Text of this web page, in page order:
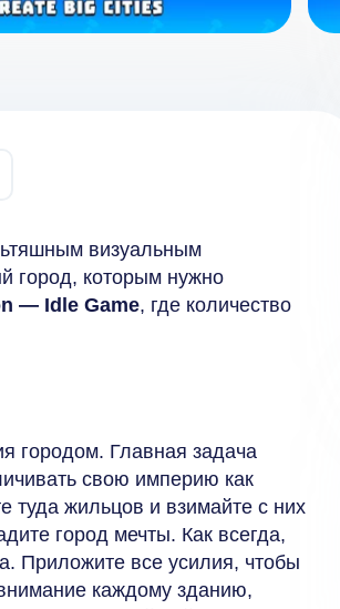
визуальным
город, которым нужно
— Idle Game, где количество
городом. Главная задача
свою империю как
туда жильцов и взимайте с них
город мечты. Как всегда,
Приложите все усилия, чтобы
каждому зданию,